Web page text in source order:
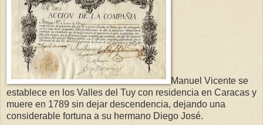
Manuel Vicente se
establece en los Valles del Tuy con residencia en Caracas y
muere en 1789 sin dejar descendencia, dejando una
considerable fortuna a su hermano Diego José.